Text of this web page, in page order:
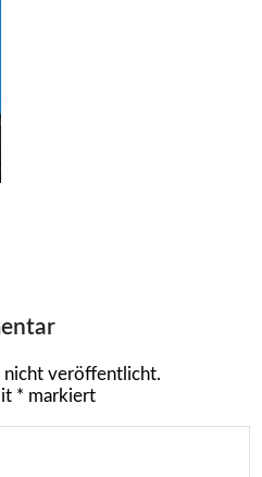
nicht veröffentlicht.
* markiert